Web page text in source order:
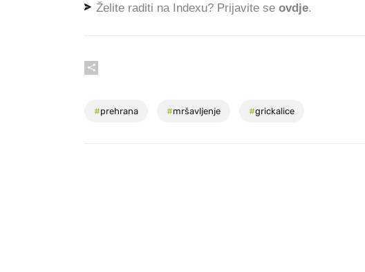
Želite raditi na Indexu? Prijavite se ovdje.
#prehrana #mršavljenje #grickalice